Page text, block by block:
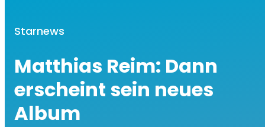
Starnews
Matthias Reim: Dann
erscheint sein neues
Album